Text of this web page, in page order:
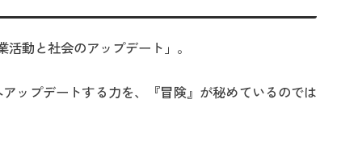
動と社会のアップデート」。
ップデートする力を、『冒険』が秘めているのでは